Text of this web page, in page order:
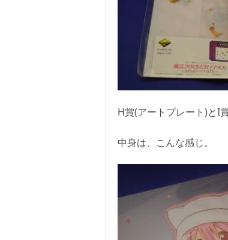
H賞(アートプレート)とI
中身は、こんな感じ。